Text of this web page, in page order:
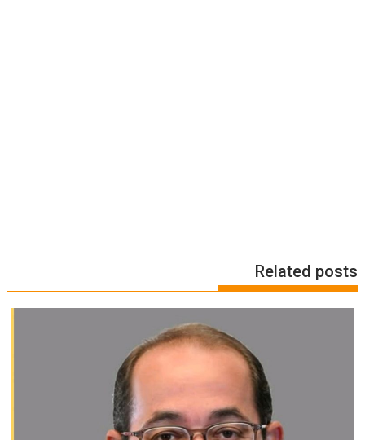
Related posts